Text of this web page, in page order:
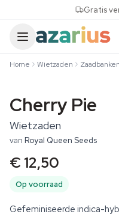
Gratis
Home Wietzaden Zaadbanken
Cherry Pie
Wietzaden
van Royal Queen Seeds
€ 12,50
Op voorraad
Gefeminiseerde indica-